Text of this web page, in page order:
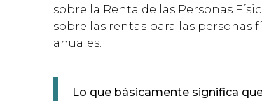
sobre la Renta de las Personas
sobre las rentas para las personas
anuales.
Lo que básicamente significa